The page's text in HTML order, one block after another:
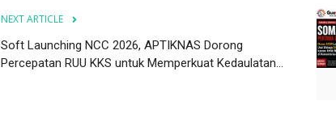
NEXT ARTICLE
Soft Launching NCC 2026, APTIKNAS Dorong
Percepatan RUU KKS untuk Memperkuat Kedaulatan...